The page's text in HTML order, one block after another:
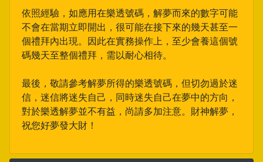
依照經驗，如應用在樂透號碼，解夢而來的數字可能
不會在當期立即開出，很可能在接下來的幾天甚至一
個禮拜內出現。因此在實務操作上，至少會養這個號
碼幾天至整個禮拜，需以耐心相待。
最後，敬請參考解夢所得的樂透號碼，但切勿過於迷
信，迷信將迷失自己，同時迷失自己在夢中的方向，
對於樂透解夢並不有益，尚請多加注意。財神解夢，
祝您好夢發大財！